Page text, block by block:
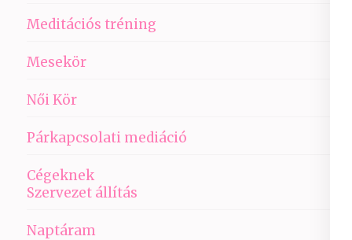
Meditációs tréning
Mesekör
Női Kör
Párkapcsolati mediáció
Cégeknek
Szervezet állítás
Naptáram